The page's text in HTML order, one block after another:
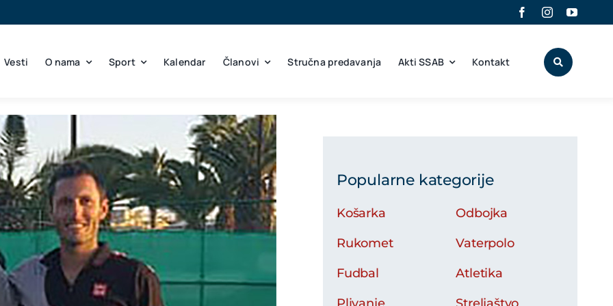
Vesti O nama Sport Kalendar Članovi Stručna predavanja Akti SSAB Kontakt
Popularne kategorije
Košarka
Rukomet
Fudbal
Odbojka
Vaterpolo
Atletika